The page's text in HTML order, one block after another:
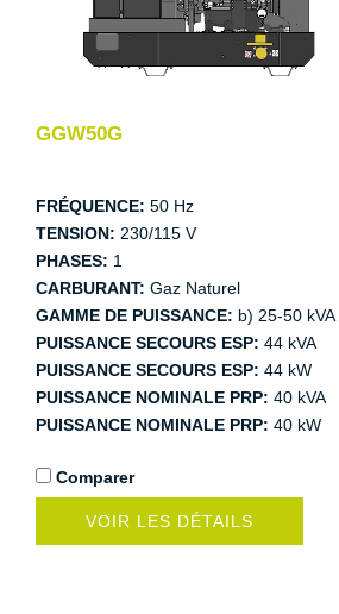
GGW50G
FRÉQUENCE: 50 Hz
TENSION: 230/115 V
PHASES: 1
CARBURANT: Gaz Naturel
GAMME DE PUISSANCE: b) 25-50 kVA
PUISSANCE SECOURS ESP: 44 kVA
PUISSANCE SECOURS ESP: 44 kW
PUISSANCE NOMINALE PRP: 40 kVA
PUISSANCE NOMINALE PRP: 40 kW
Comparer
VOIR LES DÉTAILS